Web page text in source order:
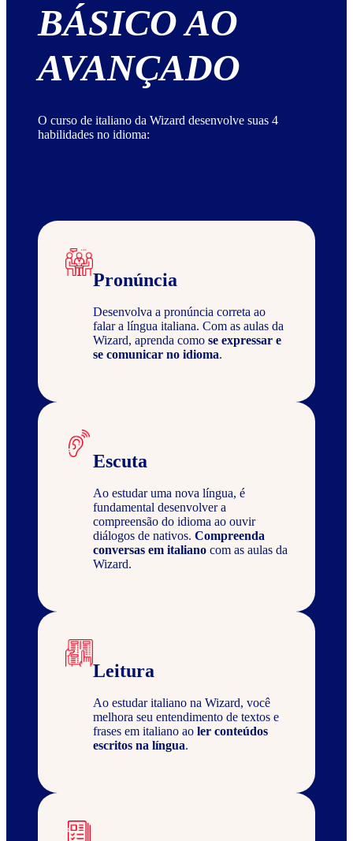
BÁSICO AO
AVANÇADO
O curso de italiano da Wizard desenvolve suas 4
habilidades no idioma:
Pronúncia
Desenvolva a pronúncia correta ao
falar a língua italiana. Com as aulas da
Wizard, aprenda como se expressar e
se comunicar no idioma.
Escuta
Ao estudar uma nova língua, é
fundamental desenvolver a
compreensão do idioma ao ouvir
diálogos de nativos. Compreenda
conversas em italiano com as aulas da
Wizard.
Leitura
Ao estudar italiano na Wizard, você
melhora seu entendimento de textos e
frases em italiano ao ler conteúdos
escritos na língua.